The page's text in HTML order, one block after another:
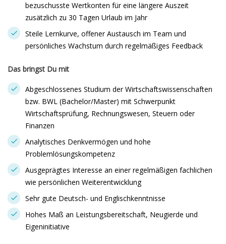
bezuschusste Wertkonten für eine längere Auszeit
zusätzlich zu 30 Tagen Urlaub im Jahr
Steile Lernkurve, offener Austausch im Team und
persönliches Wachstum durch regelmäßiges Feedback
Das bringst Du mit
Abgeschlossenes Studium der Wirtschaftswissenschaften
bzw. BWL (Bachelor/Master) mit Schwerpunkt
Wirtschaftsprüfung, Rechnungswesen, Steuern oder
Finanzen
Analytisches Denkvermögen und hohe
Problemlösungskompetenz
Ausgeprägtes Interesse an einer regelmäßigen fachlichen
wie persönlichen Weiterentwicklung
Sehr gute Deutsch- und Englischkenntnisse
Hohes Maß an Leistungsbereitschaft, Neugierde und
Eigeninitiative